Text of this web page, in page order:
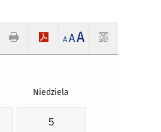
A AA
Niedziela
5